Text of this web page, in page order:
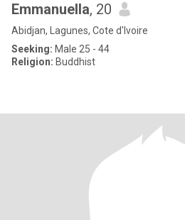
Emmanuella, 20
Abidjan, Lagunes, Cote d'Ivoire
Seeking: Male 25 - 44
Religion: Buddhist